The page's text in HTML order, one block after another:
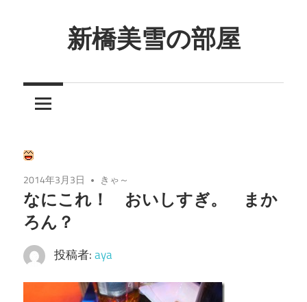
ツ
キ
プ
新橋美雪の部屋
ん
し
た
癒
し
の
空
間
2014年3月3日 きゃ～
なにこれ！ おいしすぎ。 まか
ろん？
投稿者:aya